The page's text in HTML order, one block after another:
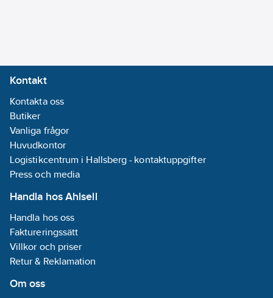
ske vid leverans och
fakturering.
Artikelnummer:
Lev. artikelnr:
Ersätter
artikelnr:
Materialklass PPC250
Kontakt
Kontakta oss
Butiker
Vanliga frågor
Huvudkontor
Logistikcentrum i Hallsberg - kontaktuppgifter
Press och media
Handla hos Ahlsell
Handla hos oss
Faktureringssätt
Villkor och priser
Retur & Reklamation
Om oss